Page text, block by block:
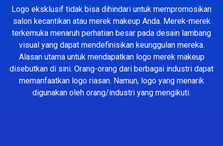
Logo eksklusif tidak bisa dihindari untuk mempromosikan
salon kecantikan atau merek makeup Anda. Merek-merek
terkemuka menaruh perhatian besar pada desain lambang
visual yang dapat mendefinisikan keunggulan mereka.
Alasan utama untuk mendapatkan logo merek makeup
disebutkan di sini. Orang-orang dari berbagai industri dapat
memanfaatkan logo riasan. Namun, logo yang menarik
digunakan oleh orang/industri yang mengikuti.